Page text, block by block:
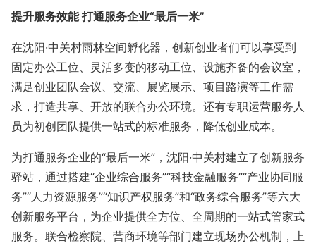
提升服务效能 打通服务企业“最后一米”
在沈阳·中关村雨林空间孵化器，创新创业者们可以享受到
固定办公工位、灵活多变的移动工位、设施齐备的会议室，
满足创业团队会议、交流、展览展示、项目路演等工作需
求，打造共享、开放的联合办公环境。还有专职运营服务人
员为初创团队提供一站式的标准服务，降低创业成本。
为打通服务企业的“最后一米”，沈阳·中关村建立了创新服务
驿站，通过搭建“企业综合服务”“科技金融服务”“产业协同服
务”“人力资源服务”“知识产权服务”和“政务综合服务”等六大
创新服务平台，为企业提供全方位、全周期的一站式管家式
服务。联合检察院、营商环境等部门建立现场办公机制，上